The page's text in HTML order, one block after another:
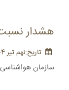
هشدار
تاريخ:نهم تير 1404 ساعت 13:52
سازمان هواشناسی